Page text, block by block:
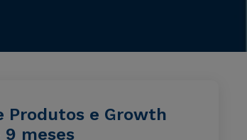
Produtos e Growth
meses